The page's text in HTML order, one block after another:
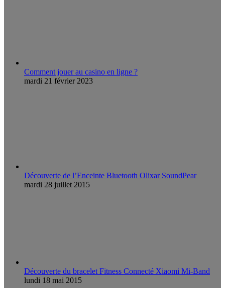
Comment jouer au casino en ligne ?
mardi 21 février 2023
Découverte de l’Enceinte Bluetooth Olixar SoundPear
mardi 28 juillet 2015
Découverte du bracelet Fitness Connecté Xiaomi Mi-Band
lundi 18 mai 2015